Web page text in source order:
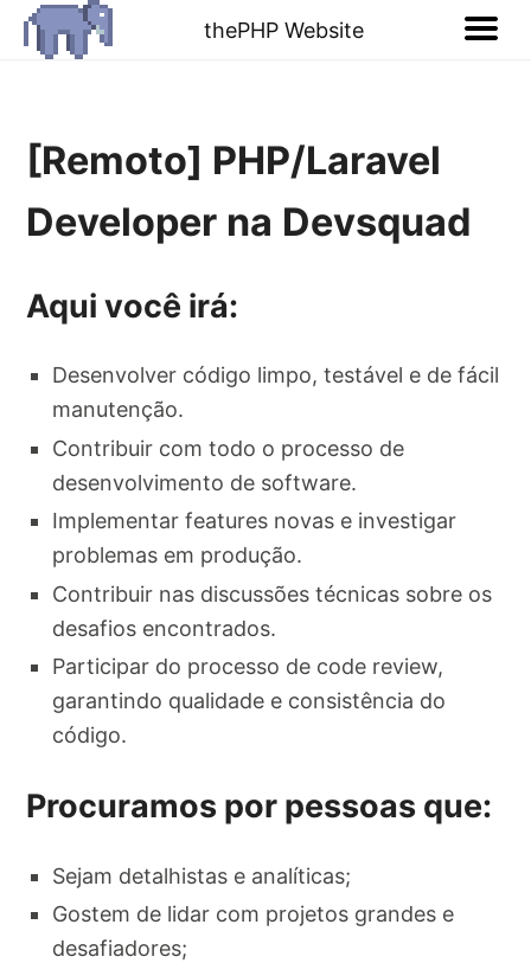
thePHP Website
[Remoto] PHP/Laravel
Developer na Devsquad
Aqui você irá:
Desenvolver código limpo, testável e de fácil
manutenção.
Contribuir com todo o processo de
desenvolvimento de software.
Implementar features novas e investigar
problemas em produção.
Contribuir nas discussões técnicas sobre os
desafios encontrados.
Participar do processo de code review,
garantindo qualidade e consistência do
código.
Procuramos por pessoas que:
Sejam detalhistas e analíticas;
Gostem de lidar com projetos grandes e
desafiadores;